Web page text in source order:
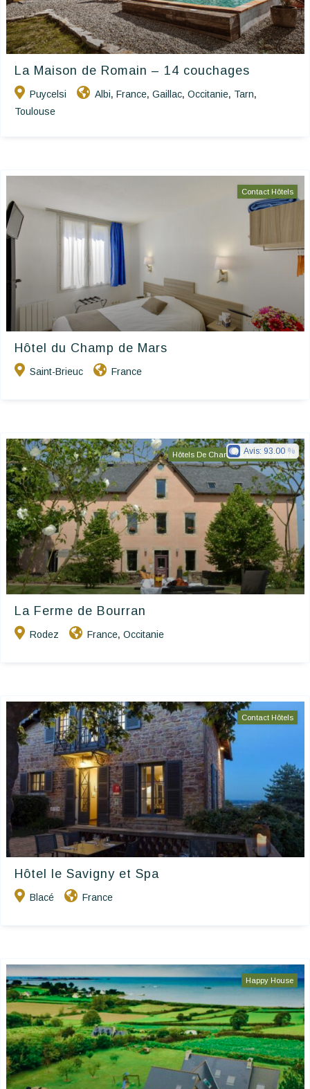
La Maison de Romain – 14 couchages
Puycelsi Albi, France, Gaillac, Occitanie, Tarn,
Toulouse
Contact Hôtels
Hôtel du Champ de Mars
Saint-Brieuc France
Hôtels De Charme & De Caractère
La Ferme de Bourran
Rodez France, Occitanie
Avis: 93.00
Contact Hôtels
Hôtel le Savigny et Spa
Blacé France
Happy House